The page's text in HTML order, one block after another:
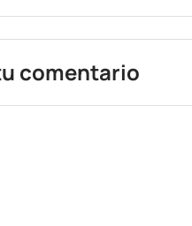
comentario